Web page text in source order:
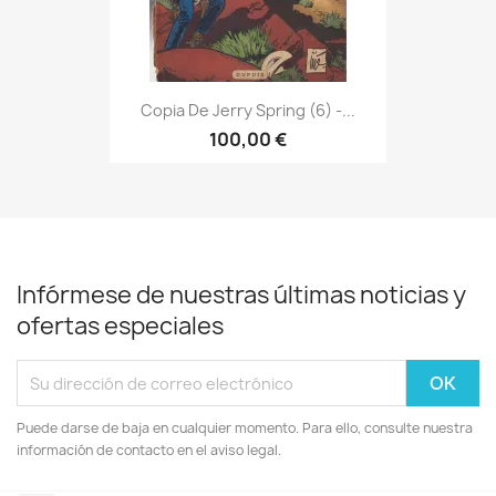
Copia De Jerry Spring (6) -...
100,00 €
Infórmese de nuestras últimas noticias y
ofertas especiales
Puede darse de baja en cualquier momento. Para ello, consulte nuestra
información de contacto en el aviso legal.